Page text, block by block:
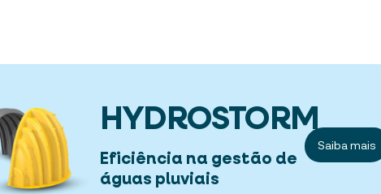
HYDROSTORM
Eficiência na gestão de
águas pluviais
Saiba mais